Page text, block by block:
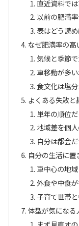
直近資料で
以前の肥満
表はどう読
なぜ肥満率の
気候と季節
車移動が多
食文化は塩
よくある失敗と
単年の順位
地域差を個
自分は都会
自分の生活に
車中心の地
外食や中食
子育て世帯
体型が気になる